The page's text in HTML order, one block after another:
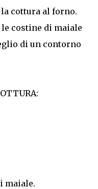
cottura al forno.
costine di maiale
di un contorno
maiale.